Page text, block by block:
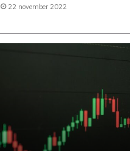
22 november 2022